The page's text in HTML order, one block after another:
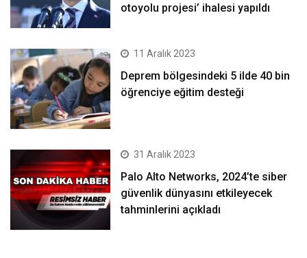
otoyolu projesi’ ihalesi yapıldı
11 Aralık 2023
Deprem bölgesindeki 5 ilde 40 bin
öğrenciye eğitim desteği
31 Aralık 2023
Palo Alto Networks, 2024’te siber
güvenlik dünyasını etkileyecek
tahminlerini açıkladı